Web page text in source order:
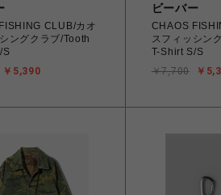
CLUB/カオ
ングクラブ/Tooth
S
￥5,390
ビーバー
CHAOS
スフィッシン
T-Shirt S/S
￥
￥7,700